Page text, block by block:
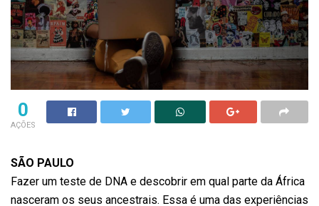
0
AÇÕES
SÃO PAULO
Fazer um teste de DNA e descobrir em qual parte da África
nasceram os seus ancestrais. Essa é uma das experiências